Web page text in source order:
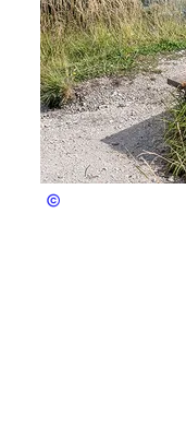
Berchtesgaden &